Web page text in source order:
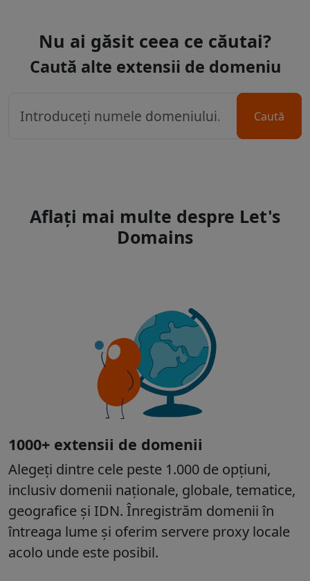
Nu ai găsit ceea ce căutai?
Caută alte extensii de domeniu
Caută